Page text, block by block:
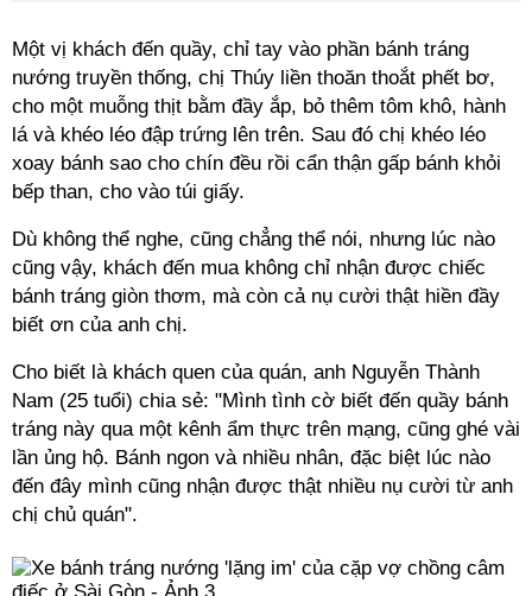
Một vị khách đến quầy, chỉ tay vào phần bánh tráng
nướng truyền thống, chị Thúy liền thoăn thoắt phết bơ,
cho một muỗng thịt bằm đầy ắp, bỏ thêm tôm khô, hành
lá và khéo léo đập trứng lên trên. Sau đó chị khéo léo
xoay bánh sao cho chín đều rồi cẩn thận gấp bánh khỏi
bếp than, cho vào túi giấy.
Dù không thể nghe, cũng chẳng thể nói, nhưng lúc nào
cũng vậy, khách đến mua không chỉ nhận được chiếc
bánh tráng giòn thơm, mà còn cả nụ cười thật hiền đầy
biết ơn của anh chị.
Cho biết là khách quen của quán, anh Nguyễn Thành
Nam (25 tuổi) chia sẻ: "Mình tình cờ biết đến quầy bánh
tráng này qua một kênh ẩm thực trên mạng, cũng ghé vài
lần ủng hộ. Bánh ngon và nhiều nhân, đặc biệt lúc nào
đến đây mình cũng nhận được thật nhiều nụ cười từ anh
chị chủ quán".